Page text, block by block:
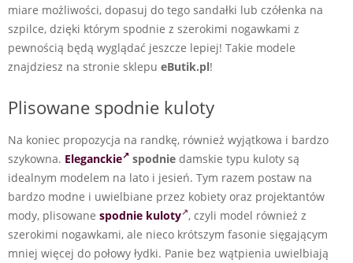
miare możliwości, dopasuj do tego sandałki lub czółenka na
szpilce, dzięki którym spodnie z szerokimi nogawkami z
pewnością będą wyglądać jeszcze lepiej! Takie modele
znajdziesz na stronie sklepu eButik.pl!
Plisowane spodnie kuloty
Na koniec propozycja na randkę, również wyjątkowa i bardzo
szykowna. Eleganckie spodnie damskie typu kuloty są
idealnym modelem na lato i jesień. Tym razem postaw na
bardzo modne i uwielbiane przez kobiety oraz projektantów
mody, plisowane spodnie kuloty , czyli model również z
szerokimi nogawkami, ale nieco krótszym fasonie sięgającym
mniej więcej do połowy łydki. Panie bez wątpienia uwielbiają